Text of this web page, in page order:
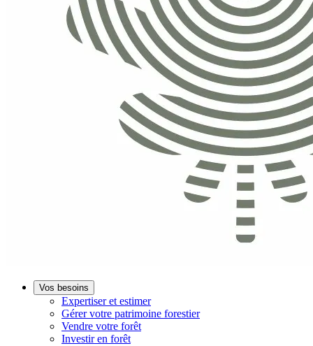
Vos besoins
Expertiser et estimer
Gérer votre patrimoine forestier
Vendre votre forêt
Investir en forêt